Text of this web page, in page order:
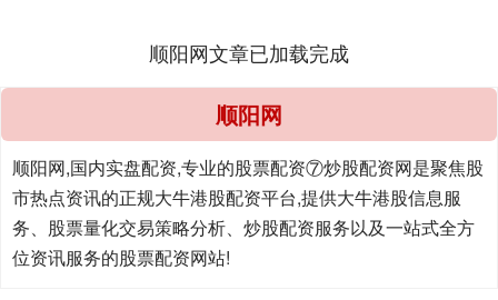
顺阳网文章已加载完成
顺阳网
顺阳网,国内实盘配资,专业的股票配资⑦炒股配资网是聚焦股
市热点资讯的正规大牛港股配资平台,提供大牛港股信息服
务、股票量化交易策略分析、炒股配资服务以及一站式全方
位资讯服务的股票配资网站!